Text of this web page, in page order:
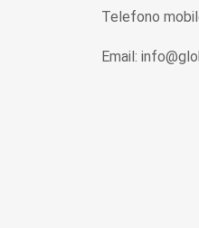
Telefono
Email: